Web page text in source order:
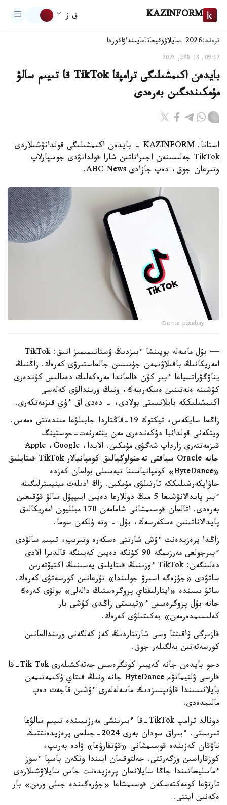
KAZINFORM ق ز
ترەند:2026-سايلاۋ وقيعاتاعايىنداۋاقوردا
09:17, 18 قاڭتار 2025
بايدەن اكىمشىلىگى ترامپقا TikTok قا تىيىم سالۋ
مۇمكىندىگىن بەرەدى
استانا. KAZINFORM - بايدەن اكىمشىلىگى قولدانۋشىلاردى
TikTok جەلىسىنەن اجىراتاتىن شارا قولدانۋدى جوسپارلاپ
وتىرعان جوق، دەپ جازادى ABC News.
Фото: pixabay
— بۇل ماسەلە بويىنشا ءبىزدىڭ ۇستانىمىمىز انىق: TikTok
امەريكانىڭ باقىلاۋىمەن جۇمىسىن جالعاستىرۋى كەرەك. زاڭنىڭ
يناۋگۋراتسياعا ءبىر كۇن قالعاندا مەرەكەلىك دەمالىس كۇندەرى
كۇشىنە ەنەتىنىن ەسكەرسەك، ونىڭ ورىندالۋى كەلەسى
اكىمشىلىككە بايلانىستى بولادى، - دەدى اق ءۇي قىزمەتكەرى.
زاڭعا سايكەس، تيكتوك 19-قاڭتاردا جابىلۋعا مىندەتتى ەمەس.
ويتكەنى قولدانبا دۇكەندەرى مەن ينتەرنەت-حوستينگ
قىزمەتتەرى زارداپ شەگۋى مۇمكىن. الايدا، Apple ،Google
جانە Oracle سياقتى تەحنولوگيالىق كومپانيالار TikTok قىتايلىق
«ByteDance» كومپانياسىنا تيەسىلى بولعان كەزدە
جاۋاپكەرشىلىككە تارتىلۋى مۇمكىن. زاڭ ادىلەت مينيسترلىگىنە
ءبىر پايدالانۋشىعا 5 مىڭ دوللارعا دەيىن ايىپپۇل سالۋ قۇقىعىن
بەرەدى. اتالعان قوسىمشانى شامامەن 170 ميلليون امەريكالىق
پايدالاناتىنىن ەسكەرسەك، بۇل - وتە ۇلكەن سوما.
زاڭدا پرەزيدەنت ءۇش شارتتى ەسكەرە وتىرىپ، تىيىم سالۋدى
ءبىرجولعى مەرزىمگە 90 كۇنگە دەيىن كەيىنگە قالدىرا الادى
دەلىنگەن: TikTok ءوزىنىڭ قىتايلىق يەسىنىڭ اكتيۆتەرىن
ساتۋدى «جۇزەگە اسىرۋ جولىندا» تۇرعانىن كورسەتۋى كەرەك.
ساتۋ ىسىندە «ايتارلىقتاي پروگرەستىڭ دالەلى» بولۋى كەرەك
جانە بۇل پروگرەسس ء«تيىستى زاڭدى كۇشى بار
كەلىسىمدەرمەن» بەكىتىلۋى كەرەك.
قازىرگى ۋاقىتتا وسى شارتتاردىڭ كەز كەلگەنى ورىندالعانىن
كورسەتەتىن بەلگىلەر جوق.
دجو بايدەن جانە كەيبىر كونگرەسس جەتەكشىلەرى Tik Tok-قا
قارسى ۋلتيماتۋم ByteDance جانە ونىڭ قىتاي ۇكىمەتىمەن
بايلانىسىندا قاۋىپسىزدىك ماسەلەلەرى ءۇشىن قاجەت دەپ
مالىمدەدى.
دونالد ترامپ TikTok-قا ءبىرىنشى مەرزىمىندە تىيىم سالۋعا
تىرىستى. ءبىراق سودان بەرى 2024-جىلعى پرەزيدەنتتىك
ناۋقان كەزىندە قوسىمشانى «قۇتقارۋعا» ۋادە بەرىپ،
كوزقاراسىن وزگەرتتى. جەلتوقسان ايىندا وتكەن باسپا ءسوز
ءماسليحاتىندا جاڭا سايلانعان پرەزيدەنت جاس سايلاۋشىلاردى
تارتۋعا كومەكتەسكەن قوسىمشاعا «جۇرەگىندە جىلى ورىن» بار
ەكەنىن ايتتى.